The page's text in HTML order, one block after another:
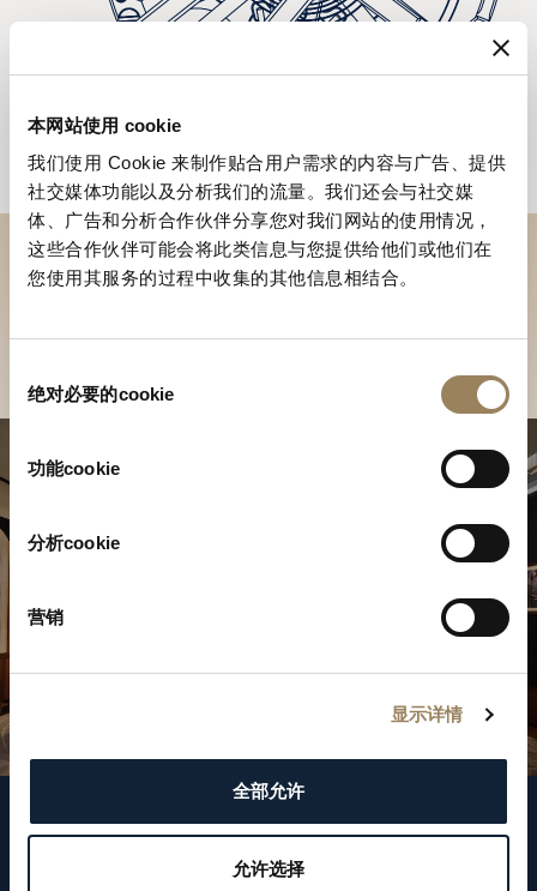
本网站使用 cookie
我们使用 Cookie 来制作贴合用户需求的内容与广告、提供
社交媒体功能以及分析我们的流量。我们还会与社交媒
体、广告和分析合作伙伴分享您对我们网站的使用情况，
这些合作伙伴可能会将此类信息与您提供给他们或他们在
您使用其服务的过程中收集的其他信息相结合。
绝对必要的cookie
功能cookie
分析cookie
营销
显示详情
全部允许
允许选择
於專賣店探索品牌系列作品
尋找專賣店
關注我們